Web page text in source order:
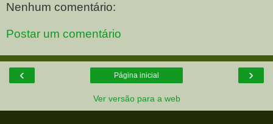
Nenhum comentário:
Postar um comentário
‹ ›
Página inicial
Ver versão para a web